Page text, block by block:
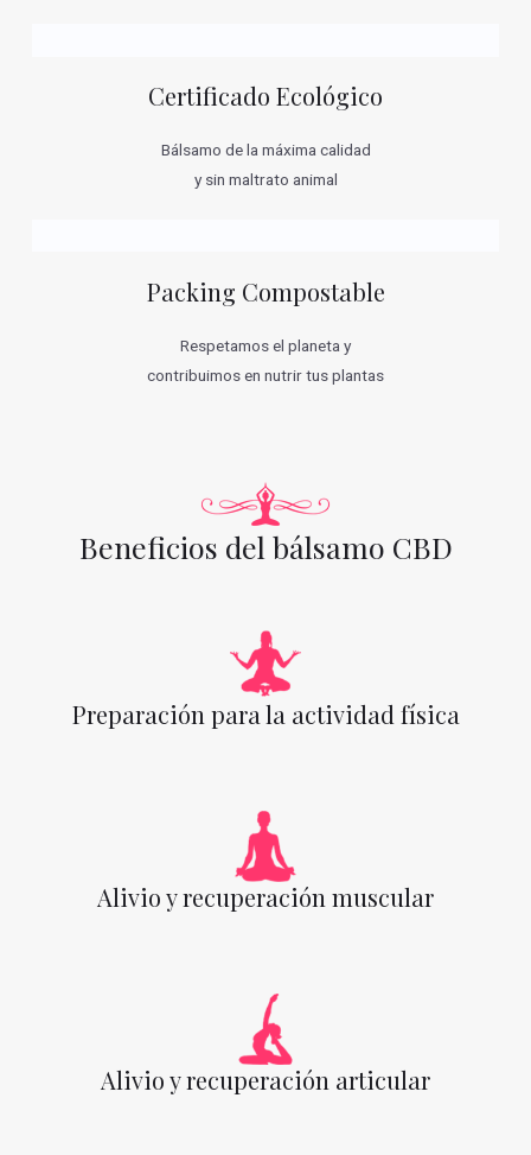
Certificado Ecológico
Bálsamo de la máxima calidad
y sin maltrato animal
Packing Compostable
Respetamos el planeta y
contribuimos en nutrir tus plantas
Beneficios del bálsamo CBD
Preparación para la actividad física
Alivio y recuperación muscular
Alivio y recuperación articular